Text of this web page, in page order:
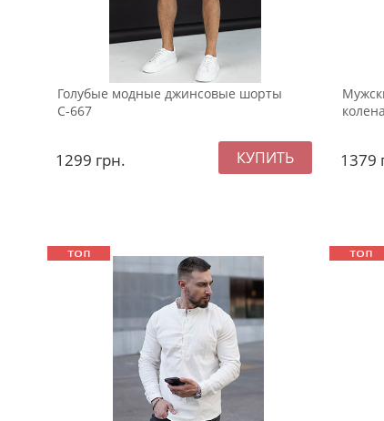
Голубые модные джинсовые шорты
С-667
1299 грн. 1379